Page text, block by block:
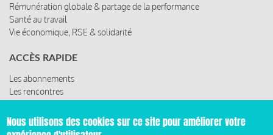
Rémunération globale & partage de la performance
Santé au travail
Vie économique, RSE & solidarité
ACCÈS RAPIDE
Les abonnements
Les rencontres
Nous utilisons des cookies sur ce site pour améliorer votre